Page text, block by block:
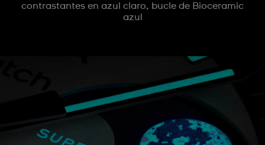
contrastantes en azul claro, bucle de Bioceramic
azul